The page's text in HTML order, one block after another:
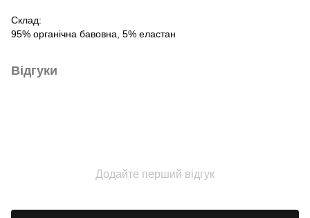
Склад:
95% органічна бавовна, 5% еластан
Відгуки
Додайте перший відгук